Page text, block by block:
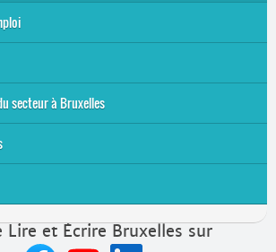
·e
individuel
collectif
Emploi
secteur à Bruxelles
à Lire et Écrire Bruxelles
Lire et Écrire Bruxelles sur